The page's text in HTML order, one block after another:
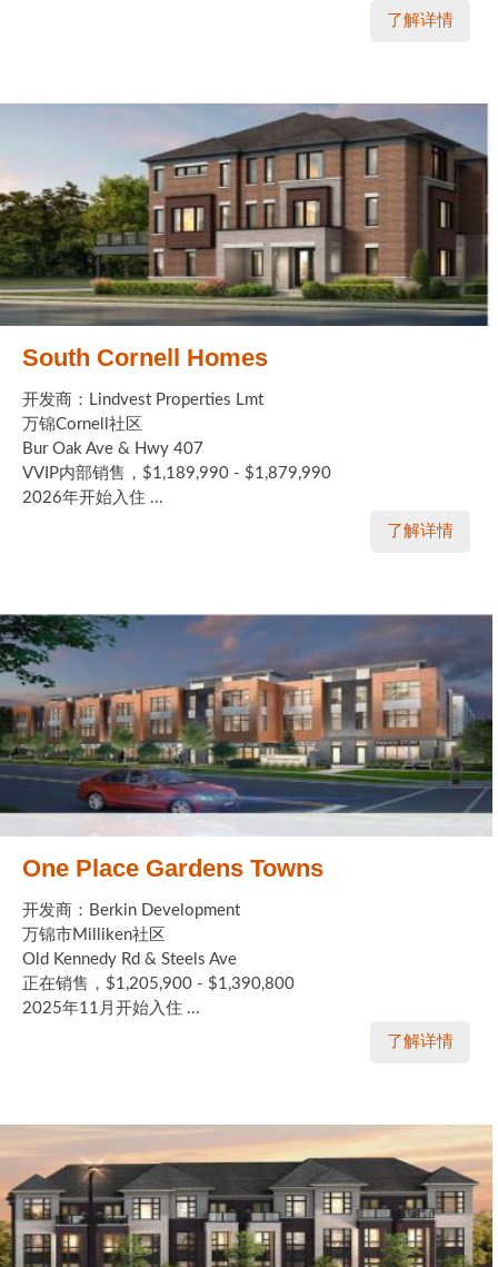
了解详情
South Cornell Homes
开发商：Lindvest Properties Lmt
万锦Cornell社区
Bur Oak Ave & Hwy 407
VVIP内部销售，$1,189,990 - $1,879,990
2026年开始入住 ...
了解详情
One Place Gardens Towns
开发商：Berkin Development
万锦市Milliken社区
Old Kennedy Rd & Steels Ave
正在销售，$1,205,900 - $1,390,800
2025年11月开始入住 ...
了解详情